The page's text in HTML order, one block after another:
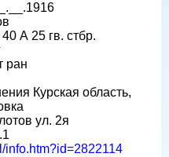
А 25 гв. стбр.
ран
Курская область,
ул. 2я
info.htm?id=2822114